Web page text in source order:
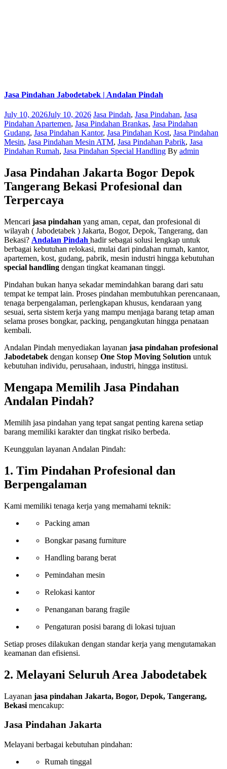
Jasa Pindahan Jabodetabek | Andalan Pindah
Posted
on
July 10, 2026July 10, 2026 Categories
Jasa Pindah, Jasa Pindahan, Jasa
Pindahan Apartemen, Jasa Pindahan Brankas, Jasa Pindahan
Gudang, Jasa Pindahan Kantor, Jasa Pindahan Kost, Jasa Pindahan
Mesin, Jasa Pindahan Mesin ATM, Jasa Pindahan Pabrik, Jasa
Pindahan Rumah, Jasa Pindahan Special Handling Author
By admin
Jasa Pindahan Jakarta Bogor Depok
Tangerang Bekasi Profesional dan
Terpercaya
Mencari jasa pindahan yang aman, cepat, dan profesional di
wilayah ( Jabodetabek ) Jakarta, Bogor, Depok, Tangerang, dan
Bekasi? Andalan Pindah hadir sebagai solusi lengkap untuk
berbagai kebutuhan relokasi, mulai dari pindahan rumah, kantor,
apartemen, kost, gudang, pabrik, mesin industri hingga kebutuhan
special handling dengan tingkat keamanan tinggi.
Pindahan bukan hanya sekadar memindahkan barang dari satu
tempat ke tempat lain. Proses pindahan membutuhkan perencanaan,
tenaga berpengalaman, perlengkapan khusus, kendaraan yang
sesuai, serta sistem kerja yang mampu menjaga barang tetap aman
selama proses bongkar, packing, pengangkutan hingga penataan
kembali.
Andalan Pindah menyediakan layanan jasa pindahan profesional
Jabodetabek dengan konsep One Stop Moving Solution untuk
kebutuhan individu, perusahaan, industri, hingga institusi.
Mengapa Memilih Jasa Pindahan
Andalan Pindah?
Memilih jasa pindahan yang tepat sangat penting karena setiap
barang memiliki karakter dan tingkat risiko berbeda.
Keunggulan layanan Andalan Pindah:
1. Tim Pindahan Profesional dan
Berpengalaman
Kami memiliki tenaga kerja yang memahami teknik:
Packing aman
Bongkar pasang furniture
Handling barang berat
Pemindahan mesin
Relokasi kantor
Penanganan barang fragile
Pengaturan posisi barang di lokasi tujuan
Setiap proses dilakukan dengan standar kerja yang mengutamakan
keamanan dan efisiensi.
2. Melayani Seluruh Area Jabodetabek
Layanan jasa pindahan Jakarta, Bogor, Depok, Tangerang,
Bekasi mencakup:
Jasa Pindahan Jakarta
Melayani berbagai kebutuhan pindahan:
Rumah tinggal